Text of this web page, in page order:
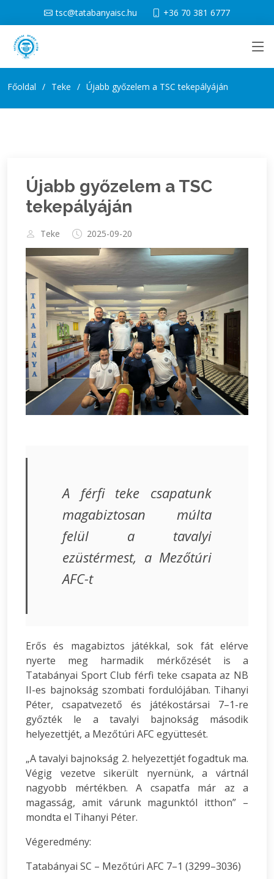
tsc@tatabanyaisc.hu +36 70 381 6777
Főoldal Teke Újabb győzelem a TSC tekepályáján
Újabb győzelem a TSC
tekepályáján
Teke 2025-09-20
A férfi teke csapatunk
magabiztosan múlta
felül a tavalyi
ezüstérmest, a Mezőtúri
AFC-t
Erős és magabiztos játékkal, sok fát elérve
nyerte meg harmadik mérkőzését is a
Tatabányai Sport Club férfi teke csapata az NB
II-es bajnokság szombati fordulójában. Tihanyi
Péter, csapatvezető és játékostársai 7–1-re
győzték le a tavalyi bajnokság második
helyezettjét, a Mezőtúri AFC együttesét.
„A tavalyi bajnokság 2. helyezettjét fogadtuk ma.
Végig vezetve sikerült nyernünk, a vártnál
nagyobb mértékben. A csapatfa már az a
magasság, amit várunk magunktól itthon” –
mondta el Tihanyi Péter.
Végeredmény:
Tatabányai SC – Mezőtúri AFC 7–1 (3299–3036)